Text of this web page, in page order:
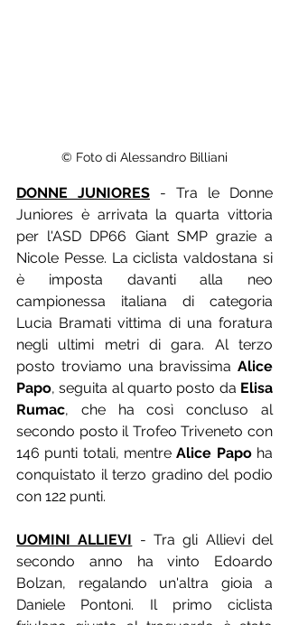
© Foto di Alessandro Billiani
DONNE JUNIORES - Tra le Donne
Juniores è arrivata la quarta vittoria
per l'ASD DP66 Giant SMP grazie a
Nicole Pesse. La ciclista valdostana si
è imposta davanti alla neo
campionessa italiana di categoria
Lucia Bramati vittima di una foratura
negli ultimi metri di gara. Al terzo
posto troviamo una bravissima Alice
Papo, seguita al quarto posto da Elisa
Rumac, che ha così concluso al
secondo posto il Trofeo Triveneto con
146 punti totali, mentre Alice Papo ha
conquistato il terzo gradino del podio
con 122 punti.
UOMINI ALLIEVI - Tra gli Allievi del
secondo anno ha vinto Edoardo
Bolzan, regalando un'altra gioia a
Daniele Pontoni. Il primo ciclista